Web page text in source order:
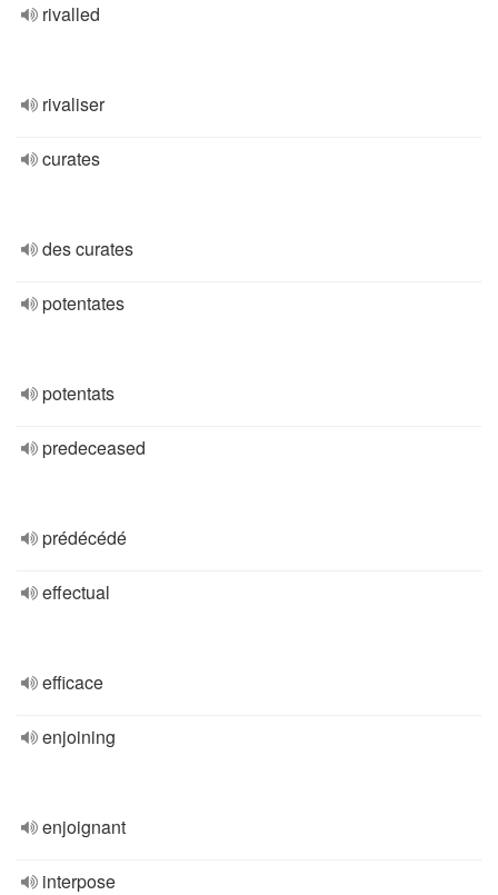
rivalled
rivaliser
curates
des curates
potentates
potentats
predeceased
prédécédé
effectual
efficace
enjoining
enjoignant
interpose